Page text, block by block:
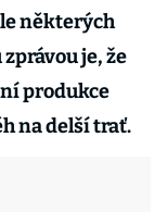
některých
je, že
produkce
na delší trať.